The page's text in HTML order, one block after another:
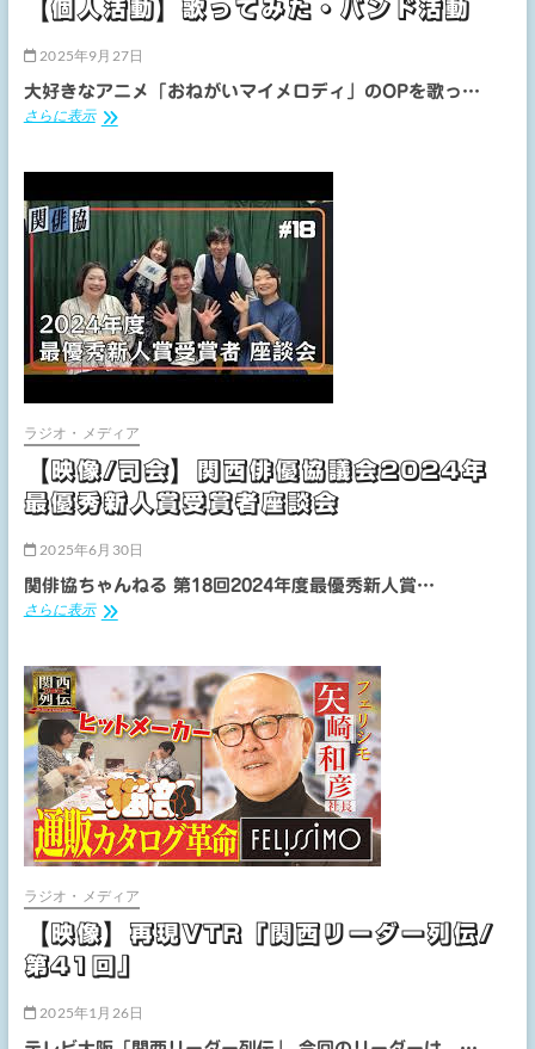
【個人活動】歌ってみた・バンド活動
2025年9月27日
大好きなアニメ「おねがいマイメロディ」のOPを歌っ…
さらに表示【個
動】
歌
っ
み
た・
バ
ン
ド
活
ラジオ・メディア
【映像/司会】関西俳優協議会2024年
最優秀新人賞受賞者座談会
2025年6月30日
関俳協ちゃんねる 第18回2024年度最優秀新人賞…
さらに表示【映
会】
西
俳
優
協
議
会
2024
年
優
秀
新
人
受
賞
ラジオ・メディア
【映像】再現VTR「関西リーダー列伝/
第41回」
2025年1月26日